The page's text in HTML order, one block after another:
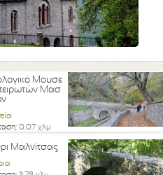
Μουσε
Μασ
0.07 χλμ
Μαλνίτσας